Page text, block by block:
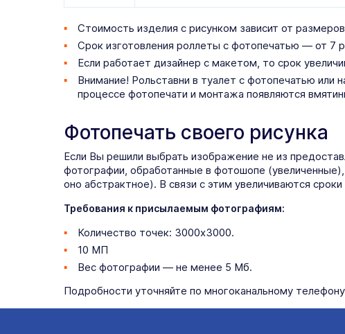
Стоимость изделия с рисунком зависит от
Срок изготовления роллеты с фотопечатью — от 7
Если работает дизайнер с макетом, то срок
Внимание! Рольставни в туалет с фотопечатью или
процессе фотопечати и монтажа появляются
Фотопечать своего рисунка
Если Вы решили выбрать изображение не из
фотографии, обработанные в фотошопе
оно абстрактное). В связи с этим увеличиваются
Требования к присылаемым фотографиям:
Количество точек: 3000х3000.
10 МП
Вес фотографии — не менее 5 Мб.
Подробности уточняйте по многоканальному